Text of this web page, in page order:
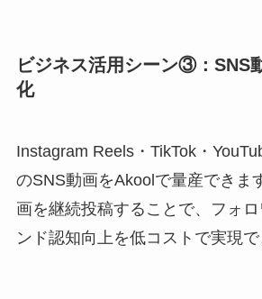
ビジネス活用シーン③：SNS
化
Instagram Reels・TikTok・
のSNS動画をAkoolで量産できま
画を継続投稿することで、フォ
ンド認知向上を低コストで実現で